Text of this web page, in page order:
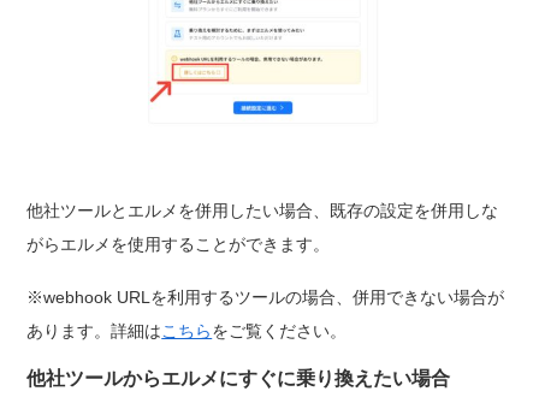
他社ツールとエルメを併用したい場合、既存の設定を併用しな
がらエルメを使用することができます。
※webhook URLを利用するツールの場合、併用できない場合が
あります。詳細はこちらをご覧ください。
他社ツールからエルメにすぐに乗り換えたい場合